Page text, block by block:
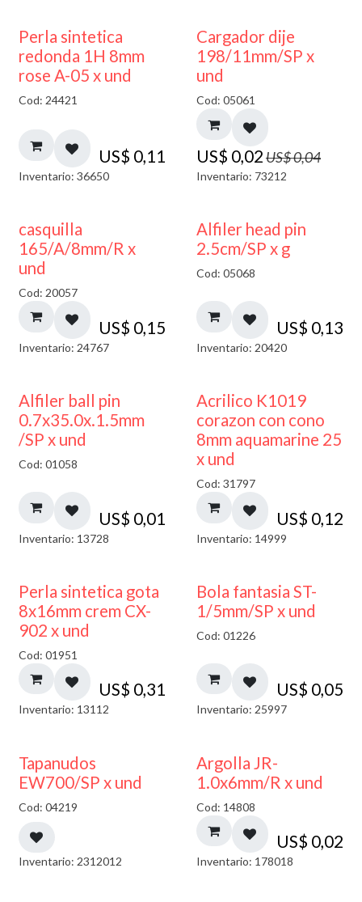
Perla sintetica
redonda 1H 8mm
rose A-05 x und
Cod: 24421
US$ 0,11
Inventario: 36650
50% DESCUENTO
Cargador dije
198/11mm/SP x
und
Cod: 05061
US$ 0,02US$0,04
Inventario: 73212
casquilla
165/A/8mm/R x
und
Cod: 20057
US$ 0,15
Inventario: 24767
Alfiler head pin
2.5cm/SP x g
Cod: 05068
US$ 0,13
Inventario: 20420
Alfiler ball pin
0.7x35.0x.1.5mm
/SP x und
Cod: 01058
US$ 0,01
Inventario: 13728
Acrilico K1019
corazon con cono
8mm aquamarine 25
x und
Cod: 31797
US$ 0,12
Inventario: 14999
Perla sintetica gota
8x16mm crem CX-
902 x und
Cod: 01951
US$ 0,31
Inventario: 13112
Bola fantasia ST-
1/5mm/SP x und
Cod: 01226
US$ 0,05
Inventario: 25997
50% DESCUENTO
Tapanudos
EW700/SP x und
Cod: 04219
Inventario: 2312012
Argolla JR-
1.0x6mm/R x und
Cod: 14808
US$ 0,02
Inventario: 178018